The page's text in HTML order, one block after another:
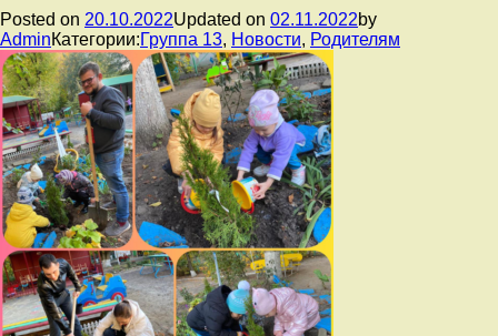
Posted on 20.10.2022Updated on 02.11.2022by
AdminКатегории:Группа 13, Новости, Родителям